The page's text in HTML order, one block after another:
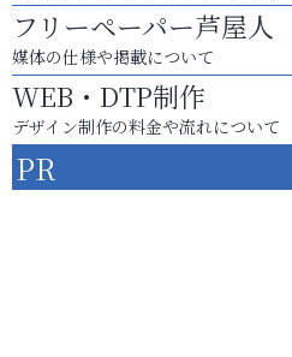
フリーペーパー芦屋人
媒体の仕様や掲載について
WEB・DTP制作
デザイン制作の料金や流れについて
PR